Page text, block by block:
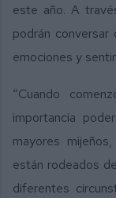
este año. A
podrán conversar
emociones y
“Cuando
importancia
mayores
están rodeados
diferentes